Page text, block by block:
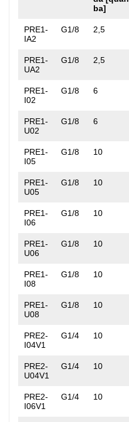
ba]
PRE1-
IA2
G1/8 2,5
PRE1-
UA2
G1/8 2,5
PRE1-
I02
G1/8 6
PRE1-
U02
G1/8 6
PRE1-
I05
G1/8 10
PRE1-
U05
G1/8 10
PRE1-
I06
G1/8 10
PRE1-
U06
G1/8 10
PRE1-
I08
G1/8 10
PRE1-
U08
G1/8 10
PRE2-
I04V1
G1/4 10
PRE2-
U04V1
G1/4 10
PRE2-
I06V1
G1/4 10